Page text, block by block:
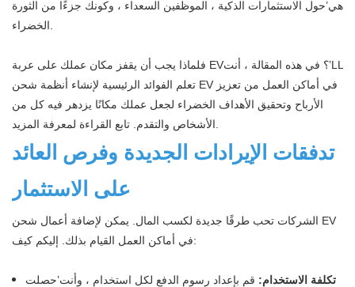
هي’حول الاستثمارات الذكية ، الموظفين السعداء ، وكونك جزءًا من الثورة
فلماذا يجب أن يقفز مكان عملك على عربة EV؟ في هذه المقالة ، أنت’LL
تعلم الفوائد الرئيسية لإنشاء أنظمة شحن EV في أماكن العمل من تعزيز
الأرباح وتحقيق الأهداف الخضراء لجعل عملك مكانًا يزدهر فيه كل من
تدفقات الإيرادات الجديدة وفرص العائد
على الاستثمار
الشركات تحب طرقًا جديدة لكسب المال. يمكن لإضافة أعمال شحن EV
في أماكن العمل القيام بذلك. إليكم كيف:
تكلفة الاستخدام: قم بإعداد رسوم الدفع لكل استخدام ، وأنت’حصلت